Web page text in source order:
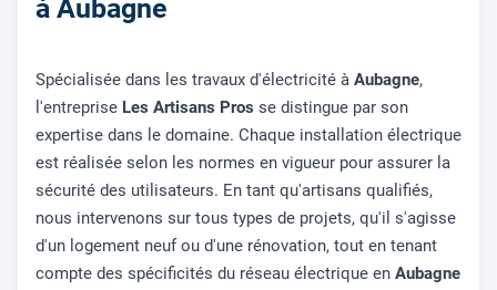
à Aubagne
Spécialisée dans les travaux d'électricité à Aubagne,
l'entreprise Les Artisans Pros se distingue par son
expertise dans le domaine. Chaque installation électrique
est réalisée selon les normes en vigueur pour assurer la
sécurité des utilisateurs. En tant qu'artisans qualifiés,
nous intervenons sur tous types de projets, qu'il s'agisse
d'un logement neuf ou d'une rénovation, tout en tenant
compte des spécificités du réseau électrique en Aubagne